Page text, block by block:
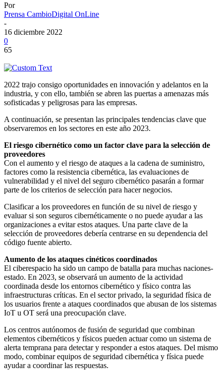
Por
Prensa CambioDigital OnLine
-
16 diciembre 2022
0
65
2022 trajo consigo oportunidades en innovación y adelantos en la
industria, y con ello, también se abren las puertas a amenazas más
sofisticadas y peligrosas para las empresas.
A continuación, se presentan las principales tendencias clave que
observaremos en los sectores en este año 2023.
El riesgo cibernético como un factor clave para la selección de
proveedores
Con el aumento y el riesgo de ataques a la cadena de suministro,
factores como la resistencia cibernética, las evaluaciones de
vulnerabilidad y el nivel del seguro cibernético pasarán a formar
parte de los criterios de selección para hacer negocios.
Clasificar a los proveedores en función de su nivel de riesgo y
evaluar si son seguros cibernéticamente o no puede ayudar a las
organizaciones a evitar estos ataques. Una parte clave de la
selección de proveedores debería centrarse en su dependencia del
código fuente abierto.
Aumento de los ataques cinéticos coordinados
El ciberespacio ha sido un campo de batalla para muchas naciones-
estado. En 2023, se observará un aumento de la actividad
coordinada desde los entornos cibernético y físico contra las
infraestructuras críticas. En el sector privado, la seguridad física de
los usuarios frente a ataques coordinados que abusan de los sistemas
IoT u OT será una preocupación clave.
Los centros autónomos de fusión de seguridad que combinan
elementos cibernéticos y físicos pueden actuar como un sistema de
alerta temprana para detectar y responder a estos ataques. Del mismo
modo, combinar equipos de seguridad cibernética y física puede
ayudar a coordinar las respuestas.